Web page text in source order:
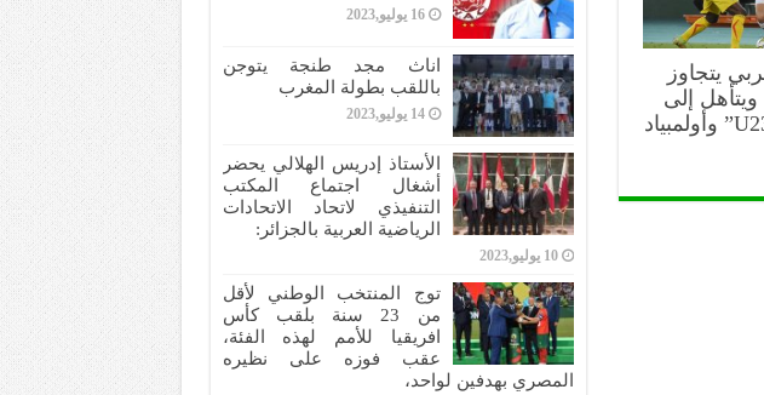
يتجاوز
إلى
نهائي “كـان U23” وأولمبياد
16 يوليو,2023
اناث مجد طنجة يتوجن
باللقب بطولة المغرب
14 يوليو,2023
الأستاذ إدريس الهلالي يحضر
أشغال اجتماع المكتب
التنفيذي لاتحاد الاتحادات
الرياضية العربية بالجزائر:
10 يوليو,2023
توج المنتخب الوطني لأقل
من 23 سنة بلقب كأس
افريقيا للأمم لهذه الفئة،
عقب فوزه على نظيره
المصري بهدفين لواحد،